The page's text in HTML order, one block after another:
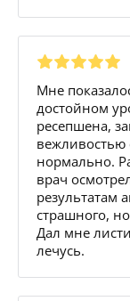
Мне
достойном
ресепшена,
вежливостью
нормально.
врач
результатам
страшного,
Дал мне
лечусь.